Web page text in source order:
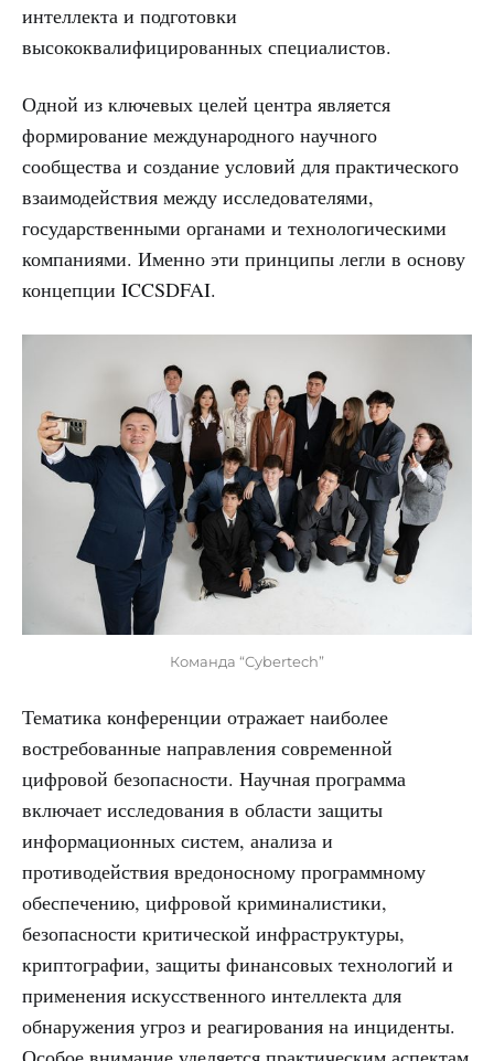
интеллекта и подготовки
высококвалифицированных специалистов.
Одной из ключевых целей центра является
формирование международного научного
сообщества и создание условий для практического
взаимодействия между исследователями,
государственными органами и технологическими
компаниями. Именно эти принципы легли в основу
концепции ICCSDFAI.
Команда “Cybertech”
Тематика конференции отражает наиболее
востребованные направления современной
цифровой безопасности. Научная программа
включает исследования в области защиты
информационных систем, анализа и
противодействия вредоносному программному
обеспечению, цифровой криминалистики,
безопасности критической инфраструктуры,
криптографии, защиты финансовых технологий и
применения искусственного интеллекта для
обнаружения угроз и реагирования на инциденты.